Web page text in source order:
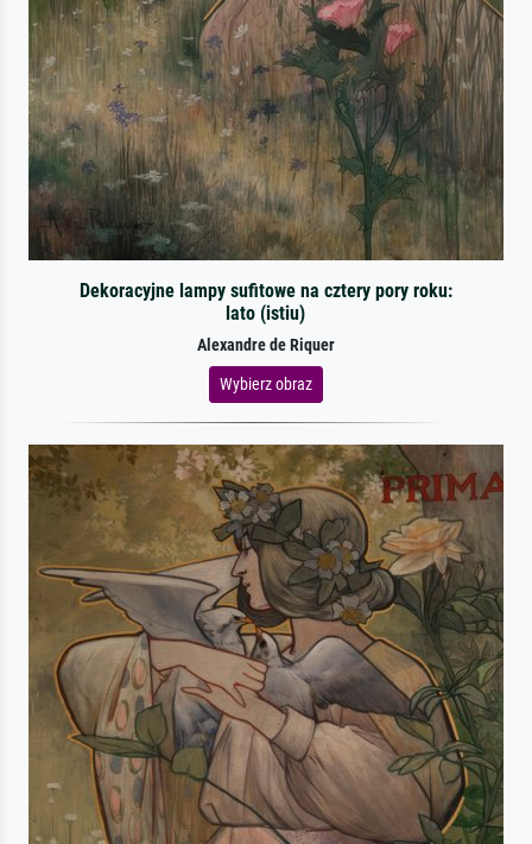
Dekoracyjne lampy sufitowe na cztery pory roku:
lato (istiu)
Alexandre de Riquer
Wybierz obraz